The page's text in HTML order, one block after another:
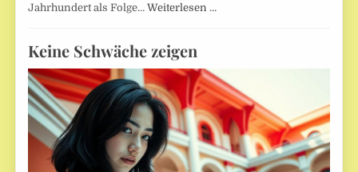
Jahrhundert als Folge…Weiterlesen …
Keine Schwäche zeigen